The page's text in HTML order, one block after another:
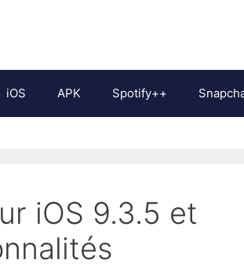
iOS APK Spotify++
iOS 9.3.5 et